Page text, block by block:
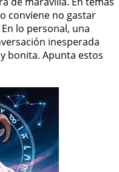
conviene no gastar
lo personal, una
inesperada
bonita. Apunta estos